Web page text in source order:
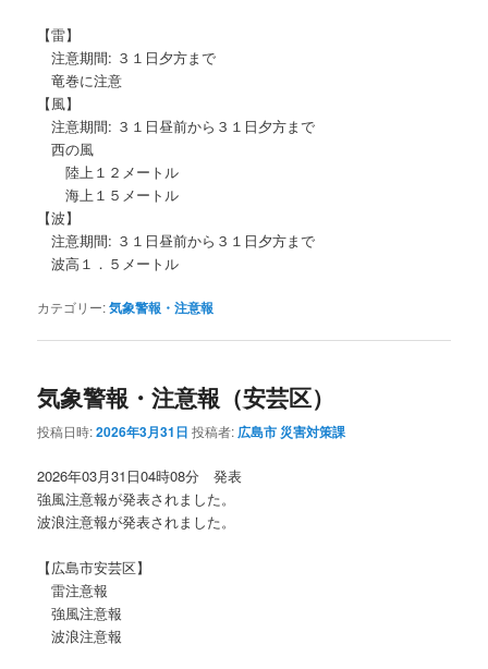
【雷】
注意期間: ３１日夕方まで
竜巻に注意
【風】
注意期間: ３１日昼前から３１日夕方まで
西の風
陸上１２メートル
海上１５メートル
【波】
注意期間: ３１日昼前から３１日夕方まで
波高１．５メートル
カテゴリー:気象警報・注意報
気象警報・注意報（安芸区）
投稿日時:2026年3月31日 投稿者: 広島市 災害対策課
2026年03月31日04時08分 発表
強風注意報が発表されました。
波浪注意報が発表されました。
【広島市安芸区】
雷注意報
強風注意報
波浪注意報